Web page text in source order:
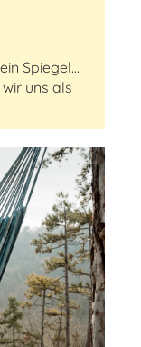
Spiegel...
uns als